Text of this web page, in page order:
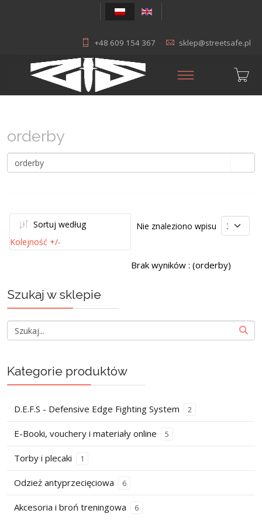
+48 609 154 367 sklep@streetsafe.pl
orderby
Sortuj według
Kolejność +/-
Nie znaleziono wpisu
Brak wyników : (orderby)
Szukaj w sklepie
Kategorie produktów
D.E.F.S - Defensive Edge Fighting System 2
E-Booki, vouchery i materiały online 5
Torby i plecaki 1
Odzież antyprzecięciowa 6
Akcesoria i broń treningowa 6